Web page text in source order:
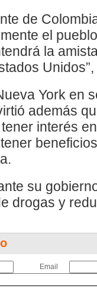
de
el
la
York en
además
interés
su
drogas y
Email